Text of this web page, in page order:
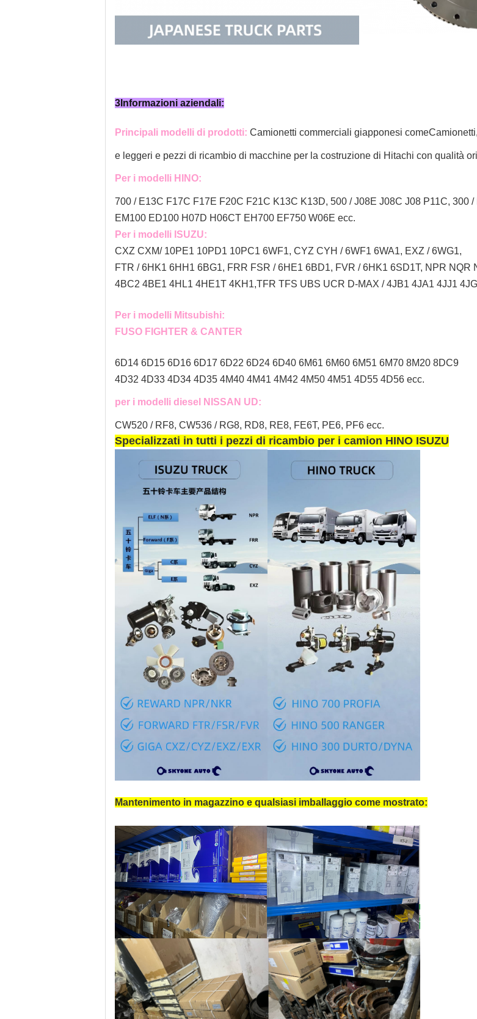
3Informazioni aziendali:
Principali modelli di prodotti: Camionetti commerciali giapponesi come
e leggeri e pezzi di ricambio di macchine per la costruzione di Hitachi con qualità
Per i modelli HINO:
700 / E13C F17C F17E F20C F21C K13C K13D, 500 / J08E J08C J08 P11C, 300
EM100 ED100 H07D H06CT EH700 EF750 W06E ecc.
Per i modelli ISUZU:
CXZ CXM/ 10PE1 10PD1 10PC1 6WF1, CYZ CYH / 6WF1 6WA1, EXZ / 6WG1,
FTR / 6HK1 6HH1 6BG1, FRR FSR / 6HE1 6BD1, FVR / 6HK1 6SD1T, NPR
4BC2 4BE1 4HL1 4HE1T 4KH1,TFR TFS UBS UCR D-MAX / 4JB1 4JA1 4JJ1
Per i modelli Mitsubishi:
FUSO FIGHTER & CANTER
6D14 6D15 6D16 6D17 6D22 6D24 6D40 6M61 6M60 6M51 6M70 8M20 8DC9
4D32 4D33 4D34 4D35 4M40 4M41 4M42 4M50 4M51 4D55 4D56 ecc.
per i modelli diesel NISSAN UD:
CW520 / RF8, CW536 / RG8, RD8, RE8, FE6T, PE6, PF6 ecc.
Specializzati in tutti i pezzi di ricambio per i camion HINO ISUZU
Mantenimento in magazzino e qualsiasi imballaggio come mostrato: